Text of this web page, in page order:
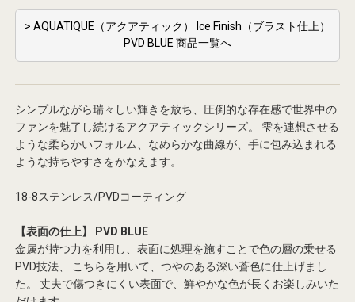
> AQUATIQUE（アクアティック） Ice Finish（ブラスト仕上）
PVD BLUE 商品一覧へ
シンプルながら瑞々しい輝きを放ち、圧倒的な存在感で世界中の
ファンを魅了し続けるアクアティックシリーズ。 雫を連想させる
ような柔らかいフォルム、なめらかな曲線が、手に包み込まれる
ような持ちやすさをかなえます。
18-8ステンレス/PVDコーティング
【表面の仕上】 PVD BLUE
金属が持つ力を利用し、表面に処理を施すことで色の層の乗せる
PVD技法、
こちらを用いて、つやのある深い蒼色に仕上げまし
た。
丈夫で傷つきにくい表面で、鮮やかな色が長くお楽しみいた